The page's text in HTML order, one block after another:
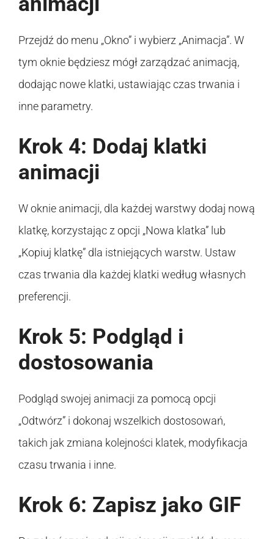
Przejdź do menu „Okno” i wybierz „Animacja”. W
tym oknie będziesz mógł zarządzać animacją,
dodając nowe klatki, ustawiając czas trwania i
inne parametry.
Krok 4: Dodaj klatki
animacji
W oknie animacji, dla każdej warstwy dodaj nową
klatkę, korzystając z opcji „Nowa klatka” lub
„Kopiuj klatkę” dla istniejących warstw. Ustaw
czas trwania dla każdej klatki według własnych
preferencji.
Krok 5: Podgląd i
dostosowania
Podgląd swojej animacji za pomocą opcji
„Odtwórz” i dokonaj wszelkich dostosowań,
takich jak zmiana kolejności klatek, modyfikacja
czasu trwania i inne.
Krok 6: Zapisz jako GIF